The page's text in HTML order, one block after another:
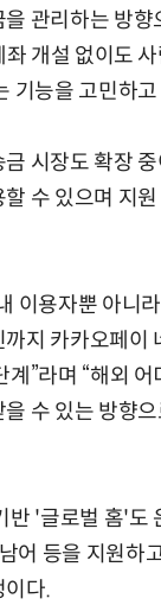
관리하는 방향
좌 개설 없이도
기능을 고민하
시장도 확장
수 있으며 지원
이용자뿐 아니
지 카카오페이
”라며 “해외 어
수 있는 방향
반 '글로벌 홈'도
어 등을 지원하
이다.